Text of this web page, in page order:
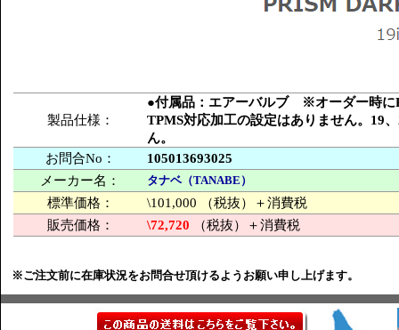
製品仕様：
●付属品：エアーバルブ ※オーダー時に
TPMS対応加工の設定はありません。19
ん。
お問合No：
105013693025
メーカー名：
タナベ（TANABE）
標準価格：
\101,000 （税抜）＋消費税
販売価格：
\72,720 （税抜）＋消費税
※ご注文前に在庫状況をお問合せ頂けるようお願い申し上げます。